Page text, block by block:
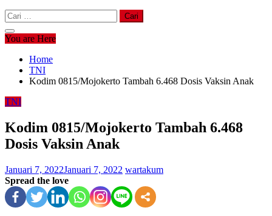
Cari
untuk:
You are Here
Home
TNI
Kodim 0815/Mojokerto Tambah 6.468 Dosis Vaksin Anak
TNI
Kodim 0815/Mojokerto Tambah 6.468
Dosis Vaksin Anak
Januari 7, 2022Januari 7, 2022 wartakum
Spread the love